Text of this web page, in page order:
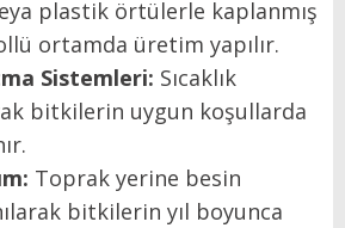
plastik örtülerle kaplanmış
ortamda üretim yapılır.
Sistemleri: Sıcaklık
bitkilerin uygun koşullarda
Toprak yerine besin
bitkilerin yıl boyunca